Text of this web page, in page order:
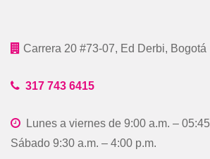
Carrera 20 #73-07, Ed Derbi, Bogotá
317 743 6415
Lunes a viernes de 9:00 a.m. –
Sábado 9:30 a.m. – 4:00 p.m.